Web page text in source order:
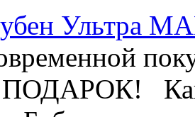
Ультра
Как